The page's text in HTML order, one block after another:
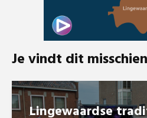
Je vindt dit
Lingewaardse